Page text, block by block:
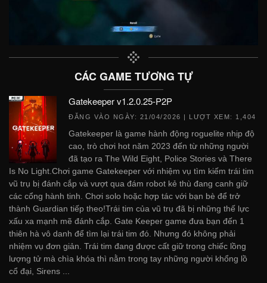
CÁC GAME TƯƠNG TỰ
Gatekeeper v1.2.0.25-P2P
ĐĂNG VÀO NGÀY: 21/04/2026 | LƯỢT XEM: 1,404
Gatekeeper là game hành động roguelite nhịp độ
cao, trò chơi hot năm 2023 đến từ những người
đã tạo ra The Wild Eight, Police Stories và There
Is No Light.Chơi game Gatekeeper với nhiệm vụ tìm kiếm trái tim
vũ trụ bị đánh cắp và vượt qua đám robot kẻ thù đang canh giữ
các cổng hành tinh. Chơi solo hoặc hợp tác với bạn bè để trở
thành Guardian tiếp theo!Trái tim của vũ trụ đã bị những thế lực
xấu xa mạnh mẽ đánh cắp. Gate Keeper game đưa bạn đến 1
thiên hà vô danh để tìm lại trái tim đó. Nhưng đó không phải
nhiệm vụ đơn giản. Trái tim đang được cất giữ trong chiếc lồng
lượng tử mà chìa khóa thì nằm trong tay những người khổng lồ
cổ đại, Sirens ...